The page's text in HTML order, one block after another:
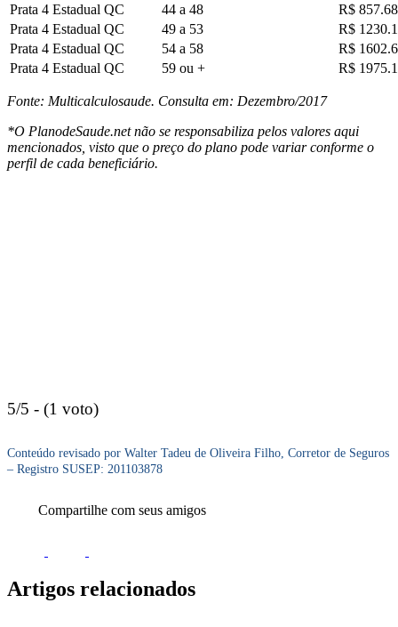
Prata 4 Estadual QC
44 a 48
R$ 857.68
Prata 4 Estadual QC
49 a 53
R$
Prata 4 Estadual QC
54 a 58
R$
Prata 4 Estadual QC
59 ou + R$
Fonte: Multicalculosaude. Consulta em: Dezembro/2017
*O PlanodeSaude.net não se responsabiliza pelos valores aqui
mencionados, visto que o preço do plano pode variar conforme o
perfil de cada beneficiário.
5/5 - (1 voto)
Conteúdo revisado por Walter Tadeu de Oliveira Filho, Corretor de Seguros
– Registro SUSEP: 201103878
Compartilhe com seus amigos
Artigos relacionados